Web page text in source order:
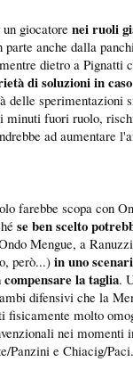
giocatore nei ruoli
anche dalla
dietro a
di soluzioni in
delle sperimentazioni
minuti fuori ruolo,
ad aumentare
farebbe scopa con
se ben scelto
Mengue, a
però...) in uno
la taglia.
difensivi che la
fisicamente molto
nei momenti
Panzini e Chiacig/